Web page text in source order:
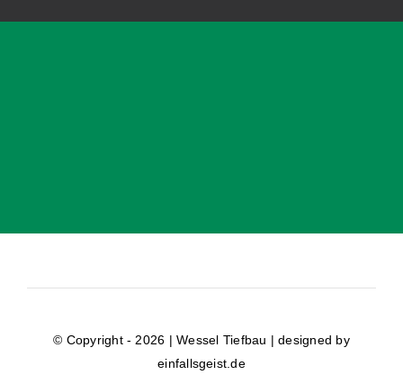
© Copyright - 2026 | Wessel Tiefbau |designed by
einfallsgeist.de